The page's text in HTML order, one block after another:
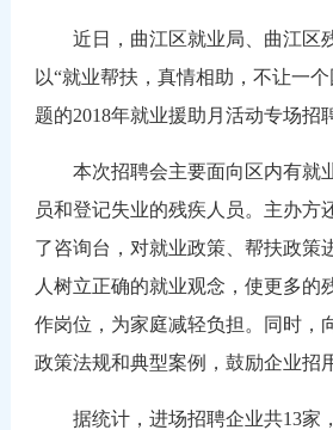
近日，曲江区就业局、曲江区
以“就业帮扶，真情相助，不让一
题的2018年就业援助月活动专场
本次招聘会主要面向区内有就
员和登记失业的残疾人员。主办方
了咨询台，对就业政策、帮扶政策
人树立正确的就业观念，使更多的
作岗位，为家庭减轻负担。同时，
政策法规和典型案例，鼓励企业招
据统计，进场招聘企业共13家